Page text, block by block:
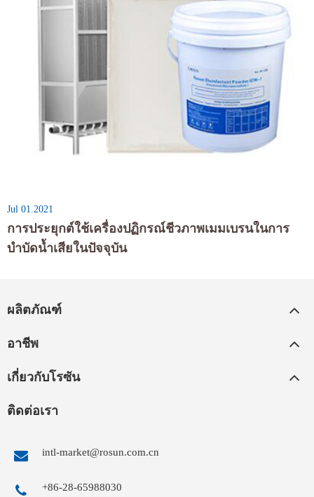
Jul 01.2021
การประยุกต์ใช้เครื่องปฏิกรณ์ชีวภาพเมมเบรนในการ
บำบัดน้ำเสียในปัจจุบัน
ผลิตภัณฑ์
อาชีพ
เกี่ยวกับโรซัน
ติดต่อเรา
intl-market@rosun.com.cn
+86-28-65988030